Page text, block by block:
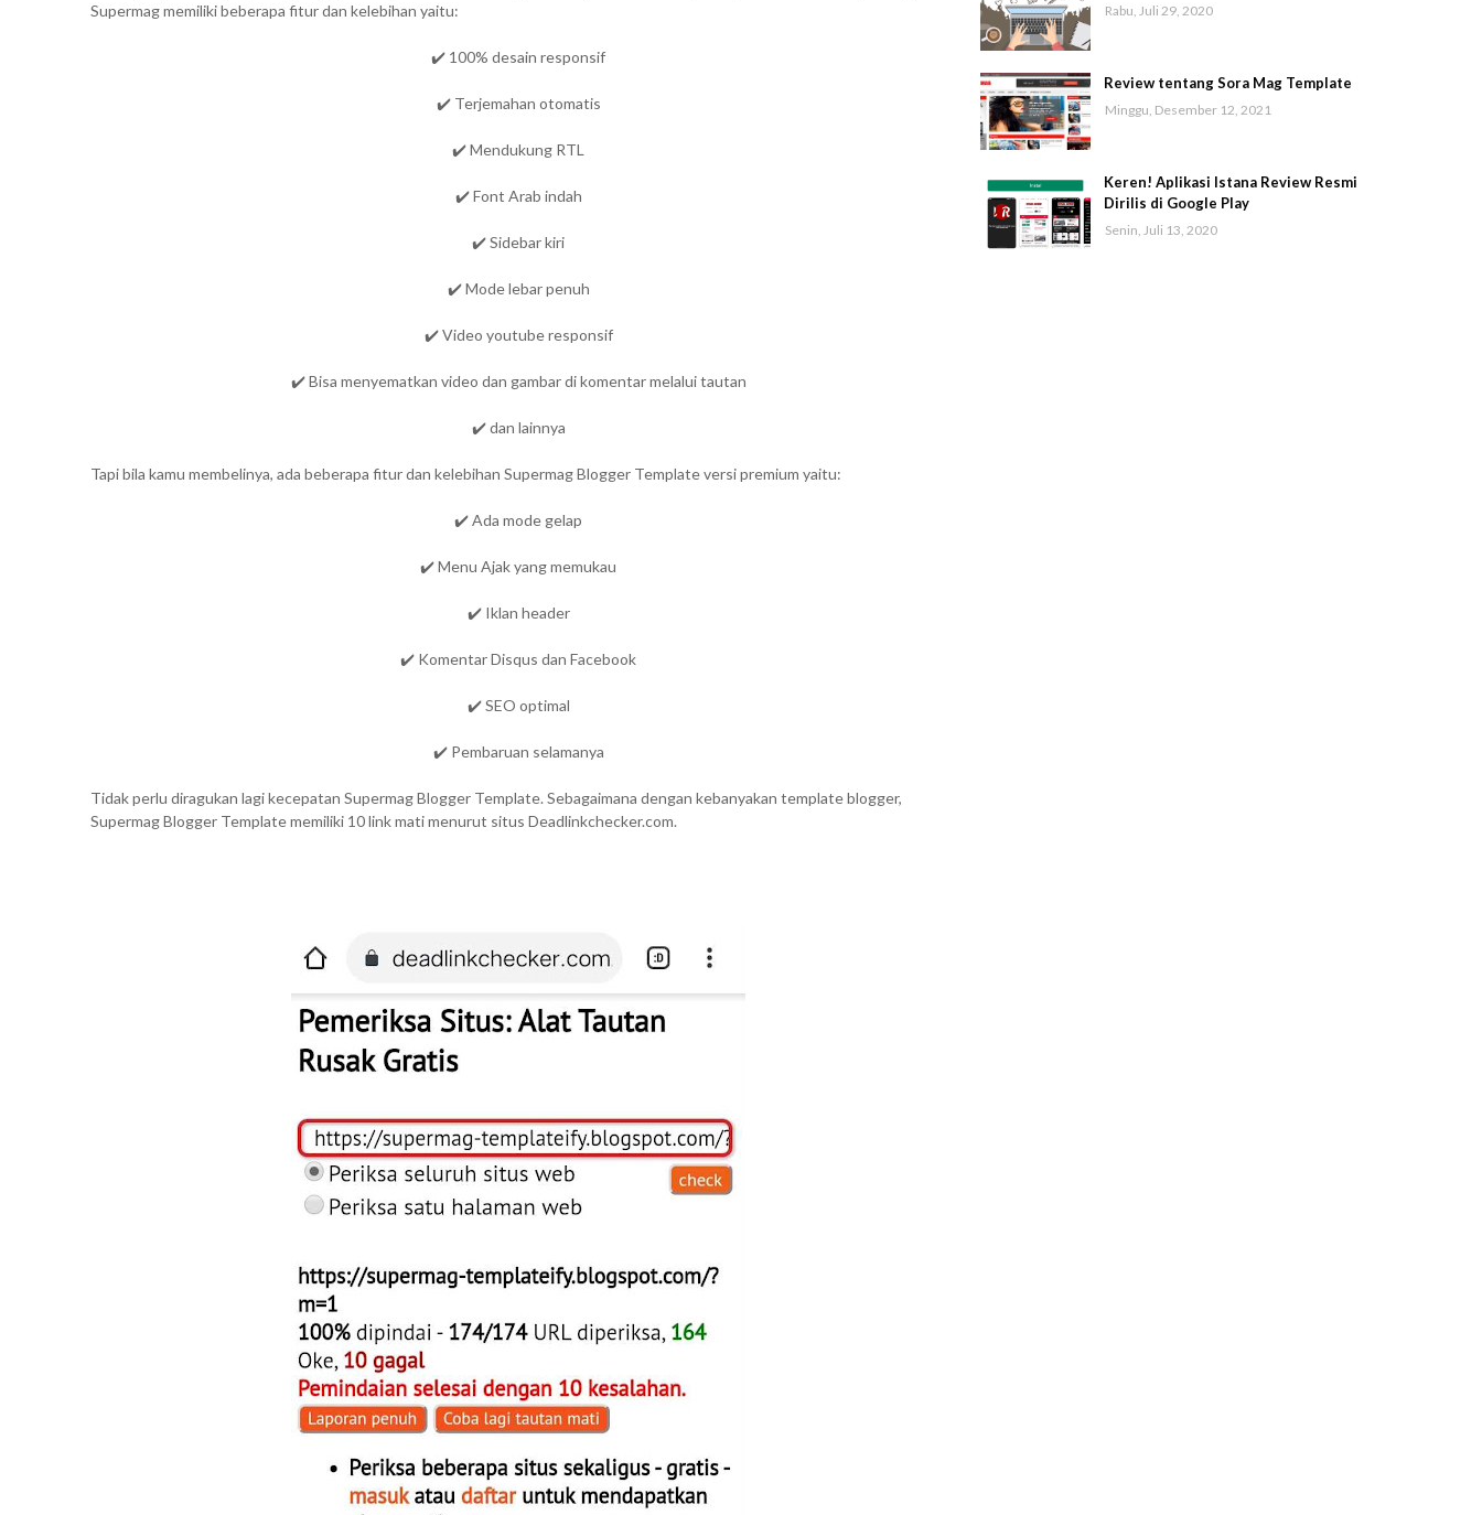
Supermag memiliki beberapa fitur dan kelebihan yaitu:
✔️ 100% desain responsif
✔️ Terjemahan otomatis
✔️ Mendukung RTL
✔️ Font Arab indah
✔️ Sidebar kiri
✔️ Mode lebar penuh
✔️ Video youtube responsif
✔️ Bisa menyematkan video dan gambar di komentar melalui tautan
✔️ dan lainnya
Tapi bila kamu membelinya, ada beberapa fitur dan kelebihan Supermag Blogger Template versi premium yaitu:
✔️ Ada mode gelap
✔️ Menu Ajak yang memukau
✔️ Iklan header
✔️ Komentar Disqus dan Facebook
✔️ SEO optimal
✔️ Pembaruan selamanya
Tidak perlu diragukan lagi kecepatan Supermag Blogger Template. Sebagaimana dengan kebanyakan template blogger,
Supermag Blogger Template memiliki 10 link mati menurut situs Deadlinkchecker.com.
Rabu, Juli 29, 2020
Review tentang Sora Mag Template
Minggu, Desember 12, 2021
Keren! Aplikasi Istana Review Resmi
Dirilis di Google Play
Senin, Juli 13, 2020